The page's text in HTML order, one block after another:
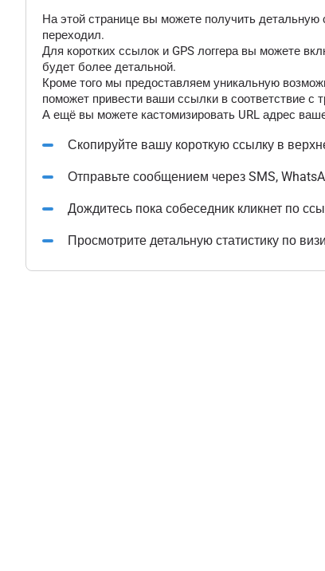
На этой странице вы можете получить детальную
переходил.
Для коротких ссылок и GPS логгера вы можете
будет более детальной.
Кроме того мы предоставляем уникальную
поможет привести ваши ссылки в соответствие с
А ещё вы можете кастомизировать URL адрес
Скопируйте вашу короткую ссылку в
Отправьте сообщением через SMS,
Дождитесь пока собеседник кликнет по
Просмотрите детальную статистику по